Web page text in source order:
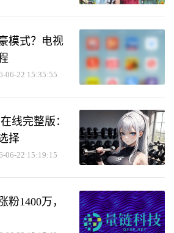
模式？电视
06-22 15:35:55
线完整版：
择
06-22 15:19:15
1400万，